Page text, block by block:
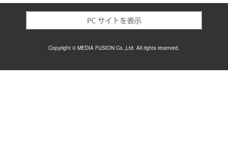
Copyright © MEDIA FUSION Co.,Ltd. All rights reserved.